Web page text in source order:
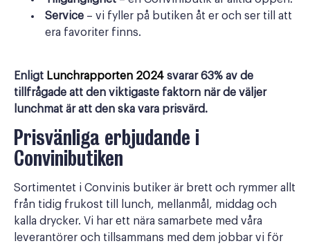
Service – vi fyller på butiken åt er och ser till att
era favoriter finns.
Enligt Lunchrapporten 2024 svarar 63% av de
tillfrågade att den viktigaste faktorn när de väljer
lunchmat är att den ska vara prisvärd.
Prisvänliga erbjudande i
Convinibutiken
Sortimentet i Convinis butiker är brett och rymmer allt
från tidig frukost till lunch, mellanmål, middag och
kalla drycker. Vi har ett nära samarbete med våra
leverantörer och tillsammans med dem jobbar vi för